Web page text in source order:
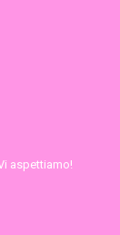
aspettiamo!